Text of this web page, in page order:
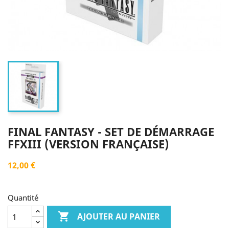
FINAL FANTASY - SET DE DÉMARRAGE
FFXIII (VERSION FRANÇAISE)
12,00 €
Quantité
 AJOUTER AU PANIER